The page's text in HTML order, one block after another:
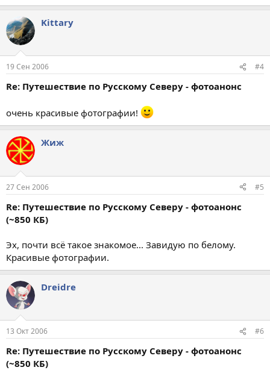
Kittary
19 Сен 2006 #4
Re: Путешествие по Русскому Северу - фотоанонс
очень красивые фотографии!
Жиж
27 Сен 2006 #5
Re: Путешествие по Русскому Северу - фотоанонс
(~850 КБ)
Эх, почти всё такое знакомое... Завидую по белому.
Красивые фотографии.
Dreidre
13 Окт 2006 #6
Re: Путешествие по Русскому Северу - фотоанонс
(~850 КБ)